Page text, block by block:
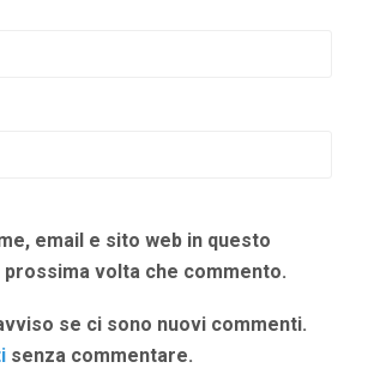
email e sito web in questo
volta che commento.
se ci sono nuovi commenti.
senza commentare.